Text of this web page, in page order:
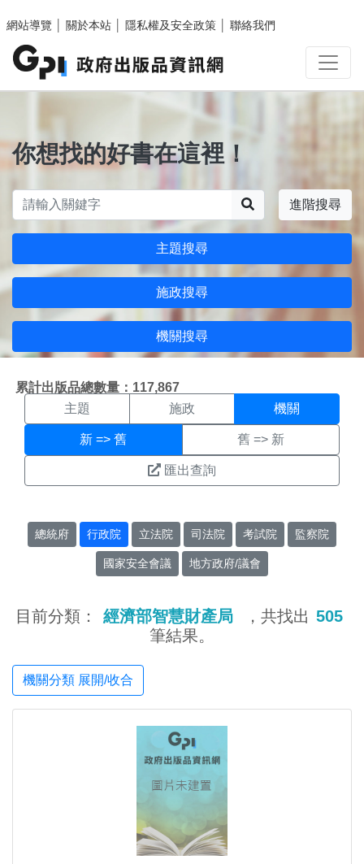
網站導覽
關於本站 隱私權及安全政策 聯絡我們
你想找的好書在這裡！
進階搜尋
主題搜尋
施政搜尋
機關搜尋
累計出版品總數量：117,867
機關搜尋結果頁面
主題 施政 機關
新 => 舊 舊 => 新
匯出查詢
總統府 行政院 立法院 司法院 考試院 監察院
國家安全會議 地方政府/議會
目前分類： 經濟部智慧財產局 ，共找出 505
筆結果。
機關分類 展開/收合